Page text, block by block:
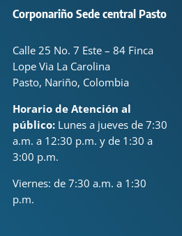
Corponariño Sede central Pasto
Calle 25 No. 7 Este – 84 Finca
Lope Via La Carolina
Pasto, Nariño, Colombia
Horario de Atención al
público:Lunes a jueves de 7:30
a.m. a 12:30 p.m. y de 1:30 a
3:00 p.m.
Viernes: de 7:30 a.m. a 1:30
p.m.